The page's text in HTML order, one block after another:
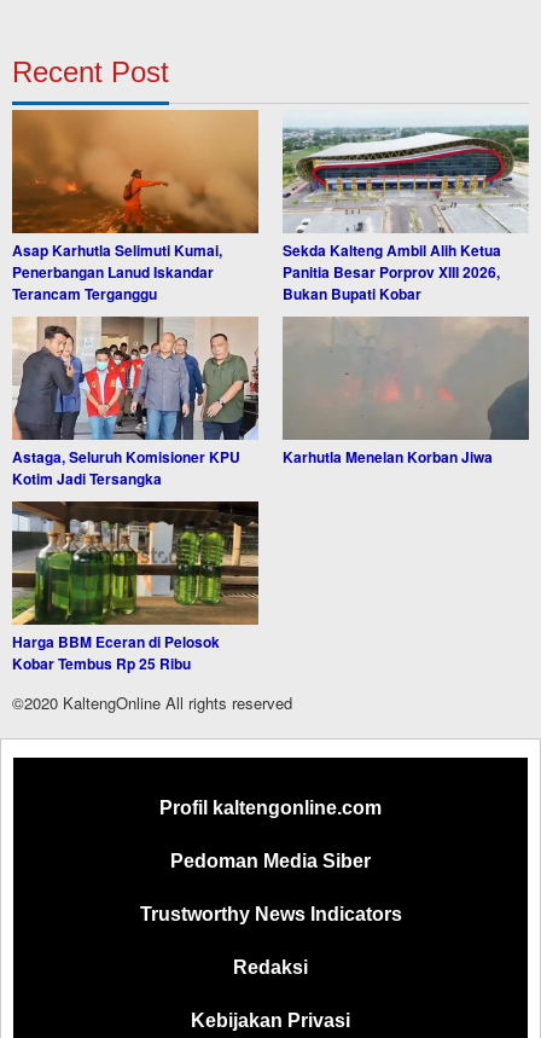
Recent Post
Asap Karhutla Selimuti Kumai,
Penerbangan Lanud Iskandar
Terancam Terganggu
Sekda Kalteng Ambil Alih Ketua
Panitia Besar Porprov XIII 2026,
Bukan Bupati Kobar
Astaga, Seluruh Komisioner KPU
Kotim Jadi Tersangka
Karhutla Menelan Korban Jiwa
Harga BBM Eceran di Pelosok
Kobar Tembus Rp 25 Ribu
©2020 KaltengOnline All rights reserved
Profil kaltengonline.com
Pedoman Media Siber
Trustworthy News Indicators
Redaksi
Kebijakan Privasi